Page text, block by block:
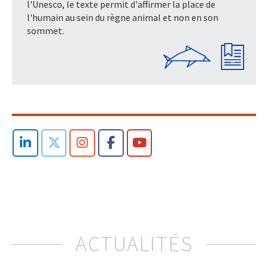
l'Unesco, le texte permit d'affirmer la place de
l'humain au sein du règne animal et non en son
sommet.
ACTUALITÉS